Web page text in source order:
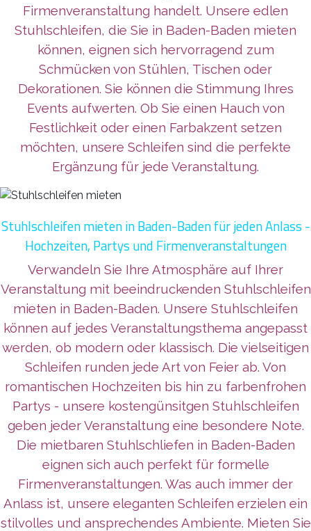
Firmenveranstaltung handelt. Unsere edlen
Stuhlschleifen, die Sie in Baden-Baden mieten
können, eignen sich hervorragend zum
Schmücken von Stühlen, Tischen oder
Dekorationen. Sie können die Stimmung Ihres
Events aufwerten. Ob Sie einen Hauch von
Festlichkeit oder einen Farbakzent setzen
möchten, unsere Schleifen sind die perfekte
Ergänzung für jede Veranstaltung.
Stuhlschleifen mieten in Baden-Baden für jeden Anlass -
Hochzeiten, Partys und Firmenveranstaltungen
Verwandeln Sie Ihre Atmosphäre auf Ihrer
Veranstaltung mit beeindruckenden Stuhlschleifen
mieten in Baden-Baden. Unsere Stuhlschleifen
können auf jedes Veranstaltungsthema angepasst
werden, ob modern oder klassisch. Die vielseitigen
Schleifen runden jede Art von Feier ab. Von
romantischen Hochzeiten bis hin zu farbenfrohen
Partys - unsere kostengünsitgen Stuhlschleifen
geben jeder Veranstaltung eine besondere Note.
Die mietbaren Stuhlschliefen in Baden-Baden
eignen sich auch perfekt für formelle
Firmenveranstaltungen. Was auch immer der
Anlass ist, unsere eleganten Schleifen erzielen ein
stilvolles und ansprechendes Ambiente. Mieten Sie